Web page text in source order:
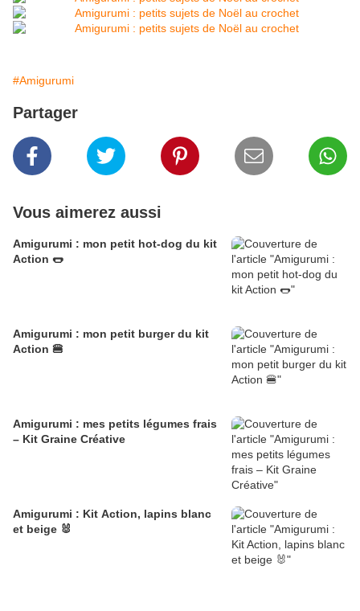
#Amigurumi
Partager
Vous aimerez aussi
Amigurumi : mon petit hot-dog du kit
Action 🌭
Amigurumi : mon petit burger du kit
Action 🍔
Amigurumi : mes petits légumes frais
– Kit Graine Créative
Amigurumi : Kit Action, lapins blanc
et beige 🐰